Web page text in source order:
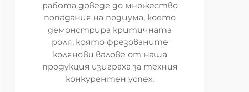
работа доведе до множество
попадания на подиума, което
демонстрира критичната
роля, която фрезованите
колянови валове от наша
продукция изиграха за техния
конкурентен успех.